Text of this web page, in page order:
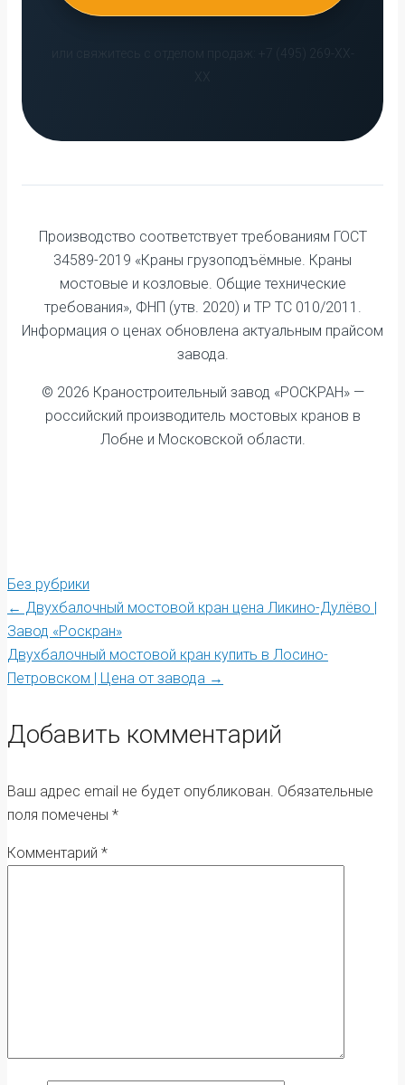
или свяжитесь с отделом продаж: +7 (495) 269-XX-
Производство соответствует требованиям ГОСТ
34589-2019 «Краны грузоподъёмные. Краны
мостовые и козловые. Общие технические
требования», ФНП (утв. 2020) и ТР ТС 010/2011.
Информация о ценах обновлена актуальным прайсом
завода.
© 2026 Краностроительный завод «РОСКРАН» —
российский производитель мостовых кранов в
Лобне и Московской области.
Без рубрики
Post
navigation
← Двухбалочный мостовой кран цена Ликино-Дулёво |
Завод «Роскран»
Двухбалочный мостовой кран купить в Лосино-
Петровском | Цена от завода →
Добавить комментарий
Ваш адрес email не будет опубликован. Обязательные
поля помечены *
Комментарий *